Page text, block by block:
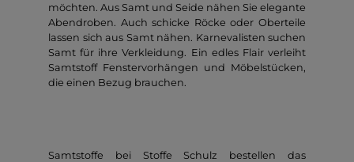
möchten. Aus Samt und Seide nähen Sie elegante
Abendroben. Auch schicke Röcke oder Oberteile
lassen sich aus Samt nähen. Karnevalisten suchen
Samt für ihre Verkleidung. Ein edles Flair verleiht
Samtstoff Fenstervorhängen und Möbelstücken,
die einen Bezug brauchen.
Samtstoffe bei Stoffe Schulz bestellen das